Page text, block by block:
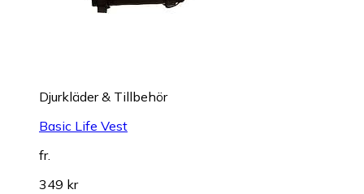
Djurkläder & Tillbehör
Basic Life Vest
fr.
349 kr